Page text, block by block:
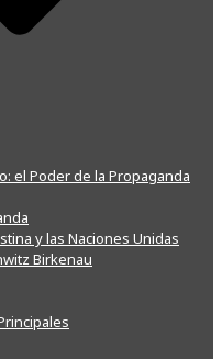
el Poder de la Propaganda
y las Naciones Unidas
Birkenau